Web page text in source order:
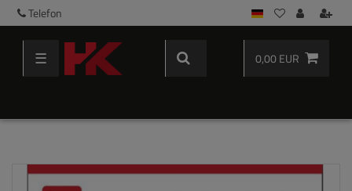
Telefon
☰ 0,00 EUR